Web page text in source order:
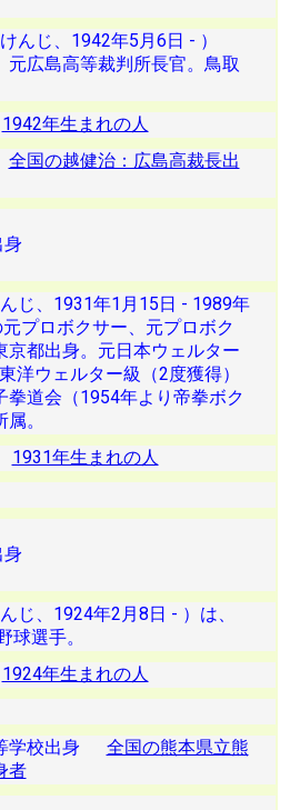
んじ、1942年5月6日 - ）
元広島高等裁判所長官。鳥取
1942年生まれの人
全国の越健治：広島高裁長出
じ、1931年1月15日 - 1989年
プロボクサー、元プロボク
京都出身。元日本ウェルター
洋ウェルター級（2度獲得）
拳道会（1954年より帝拳ボク
。
1931年生まれの人
じ、1924年2月8日 - ）は、
球選手。
1924年生まれの人
学校出身 全国の熊本県立熊
者